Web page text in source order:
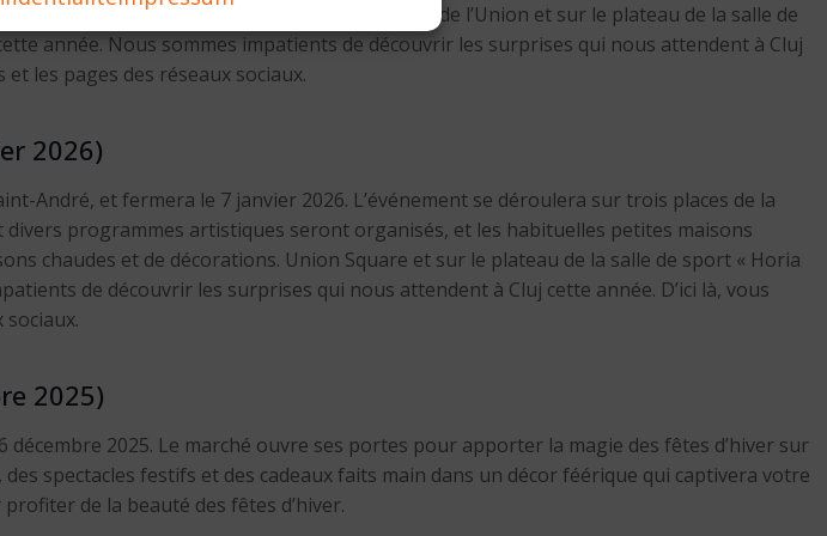
En 2023, le marché s’est tenu sur la place de l’Union et sur le plateau de la salle de
année. Nous sommes impatients de découvrir les surprises qui nous attendent à Cluj
les pages des réseaux sociaux.
2026)
André, et fermera le 7 janvier 2026. L’événement se déroulera sur trois places de la
divers programmes artistiques seront organisés, et les habituelles petites maisons
chaudes et de décorations. Union Square et sur le plateau de la salle de sport « Horia
de découvrir les surprises qui nous attendent à Cluj cette année. D’ici là, vous
2025)
2025. Le marché ouvre ses portes pour apporter la magie des fêtes d’hiver sur
spectacles festifs et des cadeaux faits main dans un décor féérique qui captivera votre
de la beauté des fêtes d’hiver.